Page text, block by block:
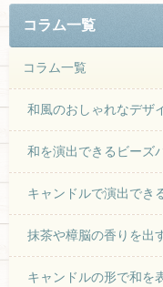
コラム一覧
コラム一覧
和風のおしゃれなデザ
和を演出できるビーズ
キャンドルで演出でき
抹茶や樟脳の香りを出
キャンドルの形で和を